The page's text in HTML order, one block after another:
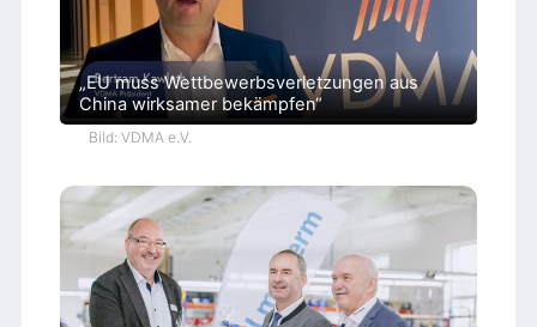
„EU muss Wettbewerbsverletzungen aus
China wirksamer bekämpfen“
Bild: VDMA e.V.